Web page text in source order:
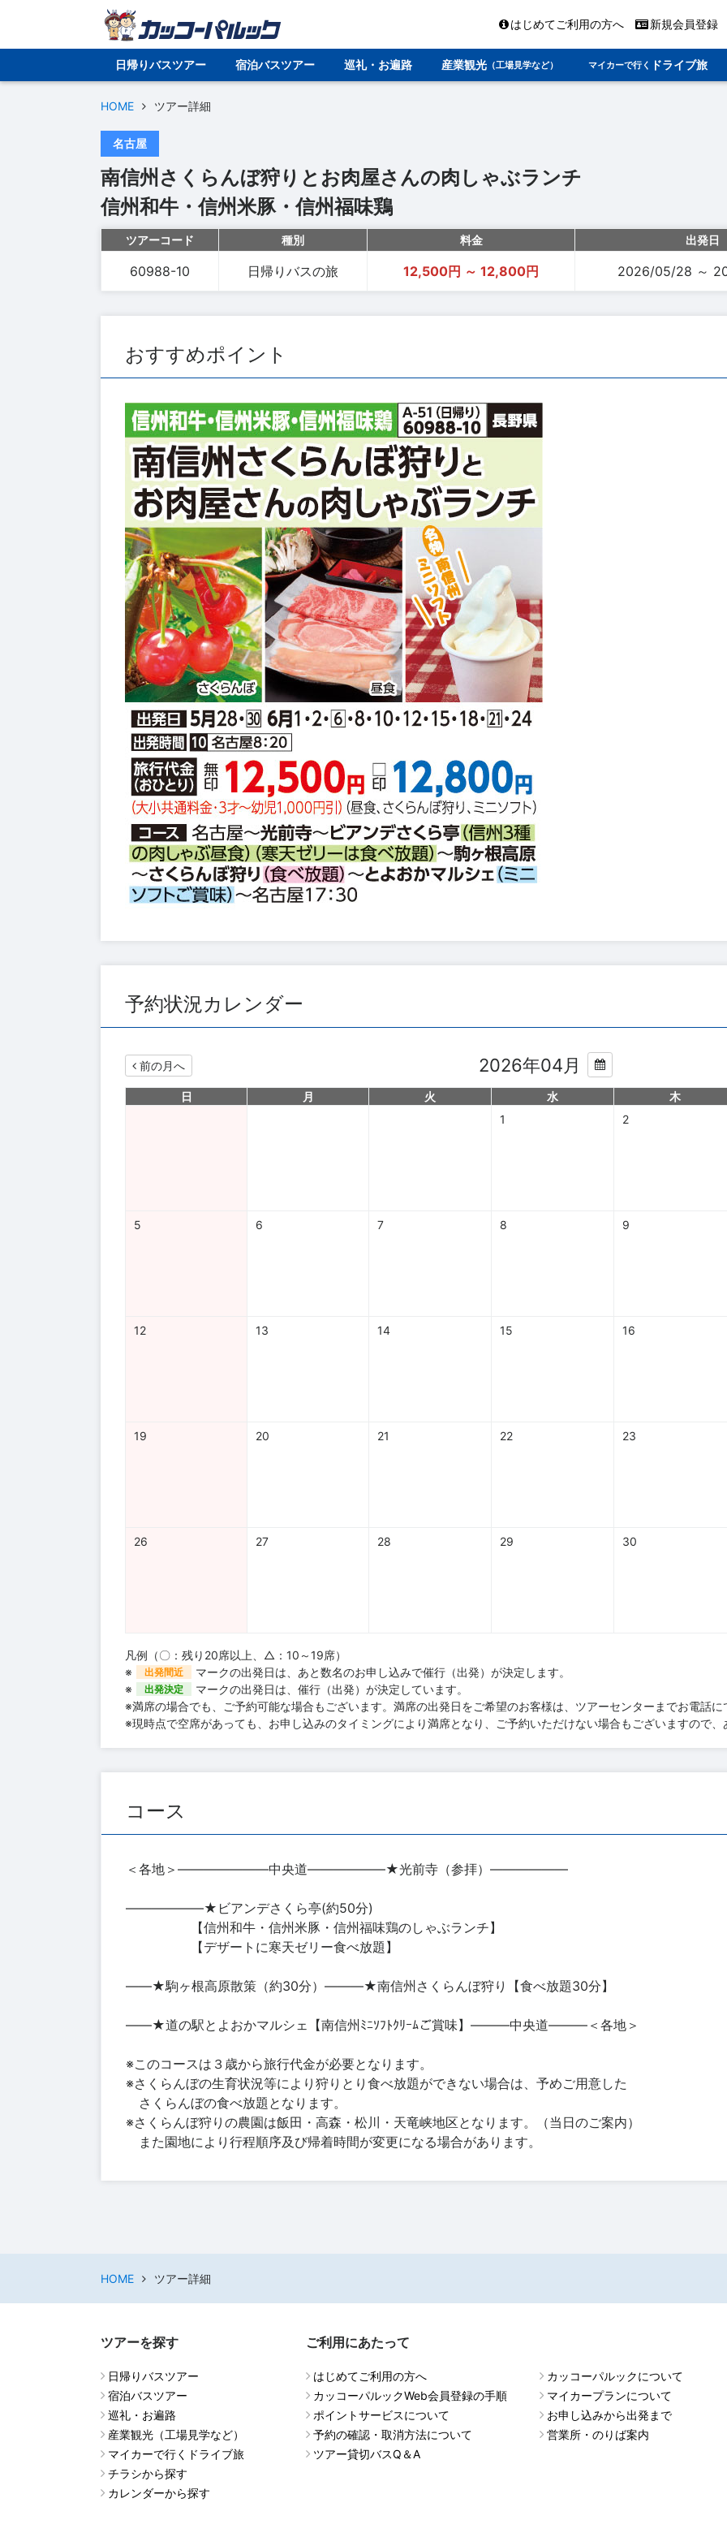
はじめてご利用の方へ 新規会員登録
日帰りバスツアー 宿泊バスツアー 巡礼・お遍路 産業観光 （工場見学など） マイカーで行く ドライブ旅
HOME ツアー詳細
名古屋
南信州さくらんぼ狩りとお肉屋さんの肉しゃぶランチ
信州和牛・信州米豚・信州福味鶏
ツアーコード 種別 料金 出発日
60988-10 日帰りバスの旅 12,500円 ～ 12,800円 2026/05/28 ～
おすすめポイント
予約状況カレンダー
前の月へ 2026年04月
日 月 火 水
木
1
2
5 6 7 8 9
12 13 14 15 16
19 20 21 22 23
26 27 28 29 30
凡例（〇：残り20席以上、△：10～19席）
※
出発間近
マークの出発日は、あと数名のお申し込みで催行（出発）が決定します。
※
出発決定
マークの出発日は、催行（出発）が決定しています。
※満席の場合でも、ご予約可能な場合もございます。満席の出発日をご希望のお客様は、ツアーセンターまでお電話
※現時点で空席があっても、お申し込みのタイミングにより満席となり、ご予約いただけない場合もございますので
コース
＜各地＞―――――――中央道――――――★光前寺（参拝）――――――
――――――★ビアンデさくら亭(約50分)
【信州和牛・信州米豚・信州福味鶏のしゃぶランチ】
【デザートに寒天ゼリー食べ放題】
――★駒ヶ根高原散策（約30分）―――★南信州さくらんぼ狩り【食べ放題30分】
――★道の駅とよおかマルシェ【南信州ﾐﾆｿﾌﾄｸﾘｰﾑご賞味】―――中央道―――＜各地＞
※このコースは３歳から旅行代金が必要となります。
※さくらんぼの生育状況等により狩りとり食べ放題ができない場合は、予めご用意した
さくらんぼの食べ放題となります。
※さくらんぼ狩りの農園は飯田・高森・松川・天竜峡地区となります。（当日のご案内）
また園地により行程順序及び帰着時間が変更になる場合があります。
HOME ツアー詳細
ツアーを探す
日帰りバスツアー
宿泊バスツアー
巡礼・お遍路
産業観光（工場見学など）
マイカーで行くドライブ旅
チラシから探す
カレンダーから探す
ご利用にあたって
はじめてご利用の方へ
カッコーパルックWeb会員登録の手順
ポイントサービスについて
予約の確認・取消方法について
ツアー貸切バスQ＆A
カッコーパルックについて
マイカープランについて
お申し込みから出発まで
営業所・のりば案内